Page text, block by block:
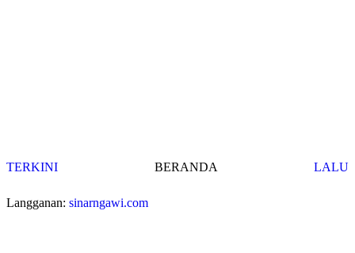
TERKINI LALU
BERANDA
Langganan: sinarngawi.com